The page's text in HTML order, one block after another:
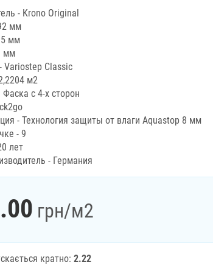
- Krono Original
мм
мм
мм
Variostep Classic
м2
с 4-х сторон
- Технология защиты от влаги Aquastop 8 мм
- 9
лет
- Германия
грн/м2
кратно: 2.22